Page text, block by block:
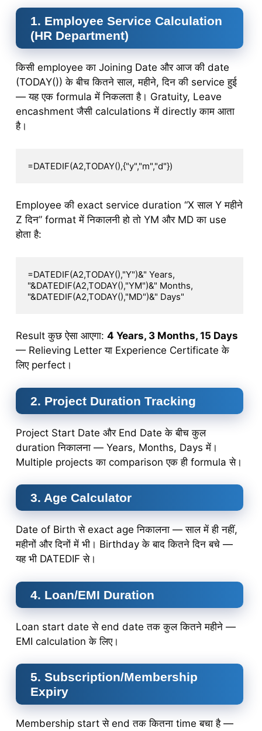
1. Employee Service Calculation
(HR Department)
किसी employee का Joining Date और आज की date
(TODAY()) के बीच कितने साल, महीने, दिन की service हुई
— यह एक formula में निकलता है। Gratuity, Leave
encashment जैसी calculations में directly काम आता
है।
=DATEDIF(A2,TODAY(),{"y","m","d"})
Employee की exact service duration “X साल Y महीने
Z दिन” format में निकालनी हो तो YM और MD का use
होता है:
=DATEDIF(A2,TODAY(),"Y")&" Years,
"&DATEDIF(A2,TODAY(),"YM")&" Months,
"&DATEDIF(A2,TODAY(),"MD")&" Days"
Result कुछ ऐसा आएगा: 4 Years, 3 Months, 15 Days
— Relieving Letter या Experience Certificate के
लिए perfect।
2. Project Duration Tracking
Project Start Date और End Date के बीच कुल
duration निकालना — Years, Months, Days में।
Multiple projects का comparison एक ही formula से।
3. Age Calculator
Date of Birth से exact age निकालना — साल में ही नहीं,
महीनों और दिनों में भी। Birthday के बाद कितने दिन बचे —
यह भी DATEDIF से।
4. Loan/EMI Duration
Loan start date से end date तक कुल कितने महीने —
EMI calculation के लिए।
5. Subscription/Membership
Expiry
Membership start से end तक कितना time बचा है —